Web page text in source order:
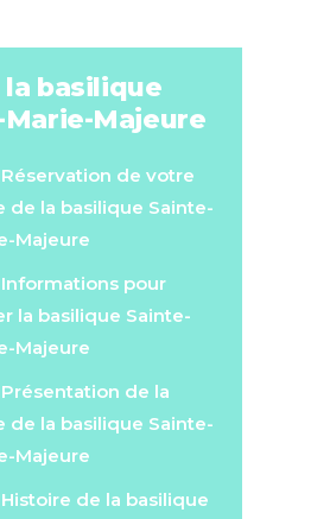
basilique
Marie-Majeure
Réservation de votre
de la basilique Sainte-
Majeure
Informations pour
la basilique Sainte-
Majeure
Présentation de la
de la basilique Sainte-
Majeure
Histoire de la basilique